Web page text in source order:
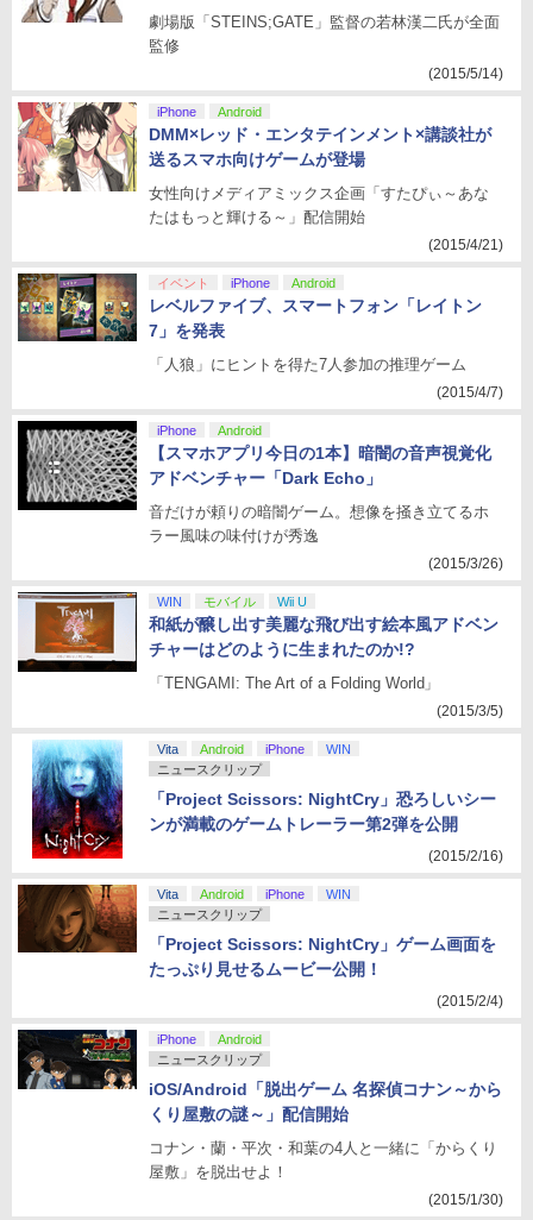
劇場版「STEINS;GATE」監督の若林漢二氏が全面
監修
(2015/5/14)
iPhone Android
DMM×レッド・エンタテインメント×講談社が
送るスマホ向けゲームが登場
女性向けメディアミックス企画「すたぴぃ～あな
たはもっと輝ける～」配信開始
(2015/4/21)
イベント iPhone Android
レベルファイブ、スマートフォン「レイトン
7」を発表
「人狼」にヒントを得た7人参加の推理ゲーム
(2015/4/7)
iPhone Android
【スマホアプリ今日の1本】暗闇の音声視覚化
アドベンチャー「Dark Echo」
音だけが頼りの暗闇ゲーム。想像を掻き立てるホ
ラー風味の味付けが秀逸
(2015/3/26)
WIN モバイル Wii U
和紙が醸し出す美麗な飛び出す絵本風アドベン
チャーはどのように生まれたのか!?
「TENGAMI: The Art of a Folding World」
(2015/3/5)
Vita Android iPhone
WIN
ニュースクリップ
「Project Scissors: NightCry」恐ろしいシー
ンが満載のゲームトレーラー第2弾を公開
(2015/2/16)
Vita Android iPhone
WIN
ニュースクリップ
「Project Scissors: NightCry」ゲーム画面を
たっぷり見せるムービー公開！
(2015/2/4)
iPhone
Android
ニュースクリップ
iOS/Android「脱出ゲーム 名探偵コナン～から
くり屋敷の謎～」配信開始
コナン・蘭・平次・和葉の4人と一緒に「からくり
屋敷」を脱出せよ！
(2015/1/30)